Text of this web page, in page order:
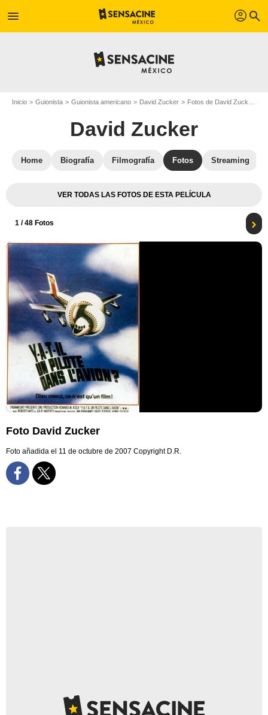
menu profil search
Inicio Guionista Guionista americano David Zucker Fotos de David Zucker
David Zucker
Home Biografía Filmografía Fotos Streaming
VER TODAS LAS FOTOS DE ESTA PELÍCULA
1 / 48 Fotos
Foto David Zucker
Foto añadida el 11 de octubre de 2007 Copyright D.R.